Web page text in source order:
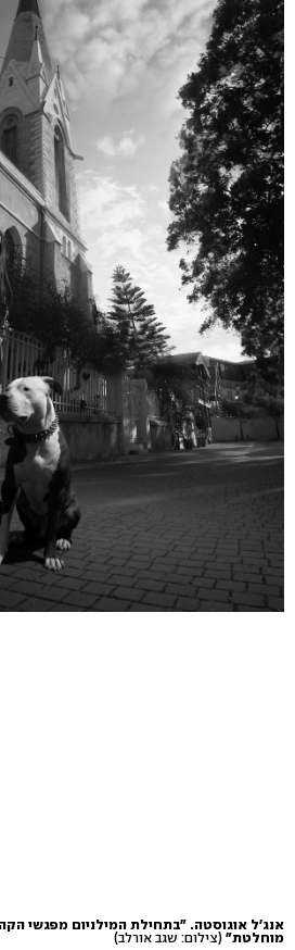
אנג'ל אוגוסטה. "בתחילת המילניום מפגשי
מוחלטת" (צילום: שגב אורלב)